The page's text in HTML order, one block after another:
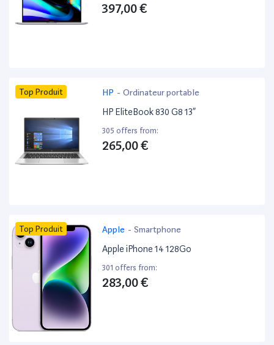
397,00 €
Top Produit HP - Ordinateur portable
HP EliteBook 830 G8 13”
305 offers from:
265,00 €
Top Produit Apple - Smartphone
Apple iPhone 14 128Go
301 offers from:
283,00 €